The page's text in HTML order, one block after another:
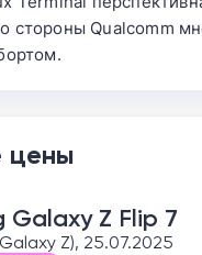
стороны Qualcomm
цены
Galaxy Z Flip 7
Z), 25.07.2025